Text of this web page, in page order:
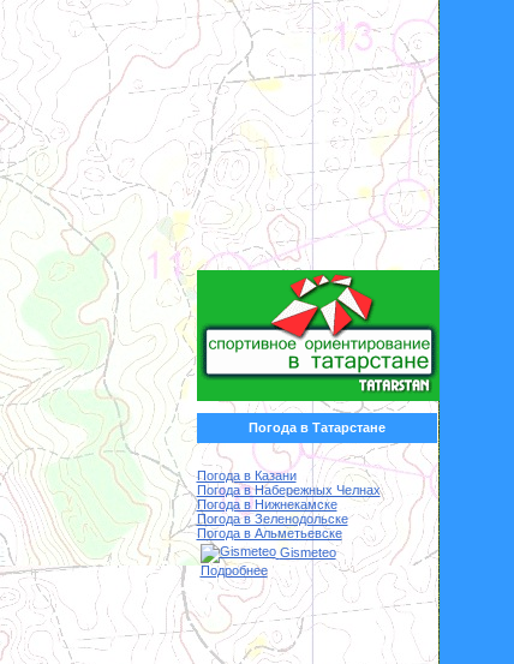
Погода в Татарстане
Погода в Казани
Погода в Набережных Челнах
Погода в Нижнекамске
Погода в Зеленодольске
Погода в Альметьевске
Gismeteo
Подробнее